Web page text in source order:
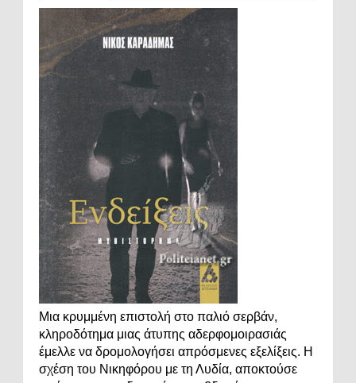
Μια κρυμμένη επιστολή στο παλιό σερβάν,
κληροδότημα μιας άτυπης αδερφομοιρασιάς
έμελλε να δρομολογήσει απρόσμενες εξελίξεις. Η
σχέση του Νικηφόρου με τη Λυδία, αποκτούσε